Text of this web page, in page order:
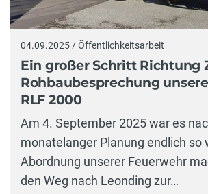
04.09.2025 / Öffentlichkeitsarbeit
Ein großer Schritt Richtung
Rohbaubesprechung
RLF 2000
Am 4. September 2025 war es
monatelanger Planung endlich so
Abordnung unserer Feuerwehr
den Weg nach Leonding zur…